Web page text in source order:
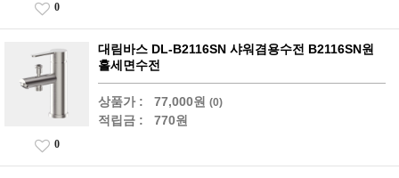
0
대림바스 DL-B2116SN 샤워겸용수전 B2116SN원
홀세면수전
상품가 : 77,000원 (0)
적립금 : 770원
0